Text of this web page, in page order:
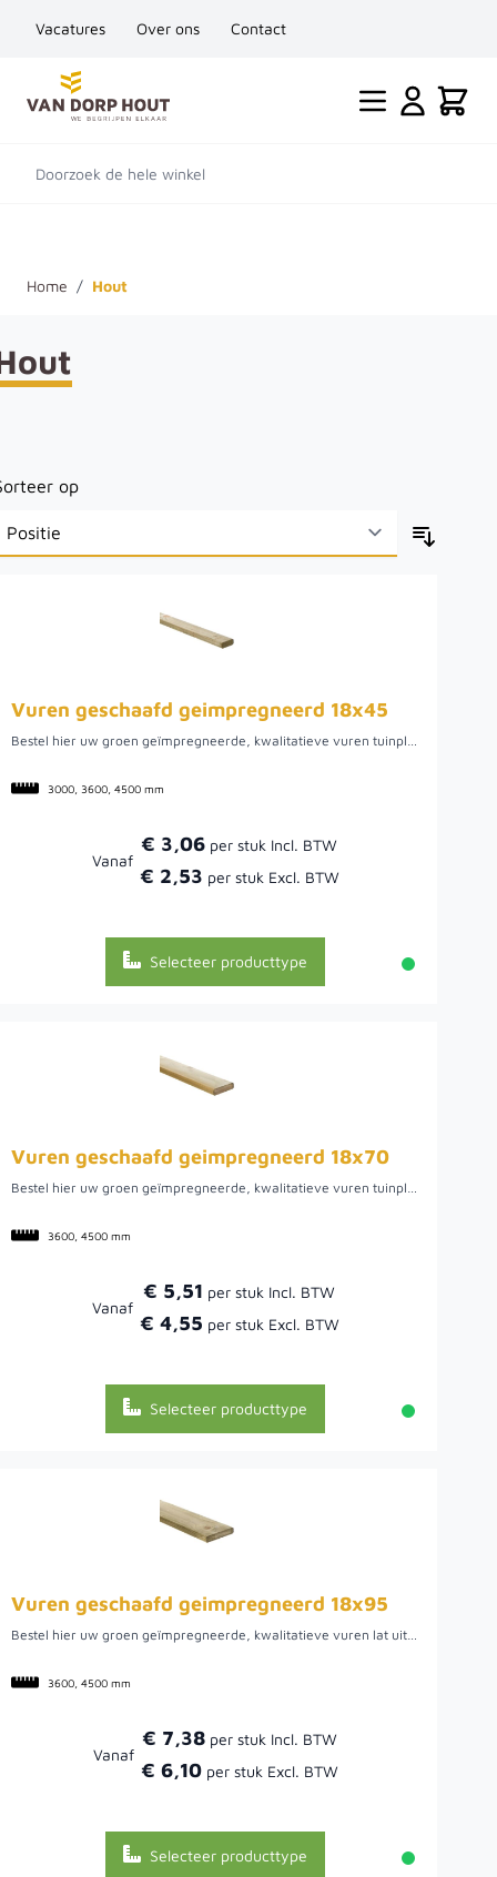
Vacatures Over ons Contact
Ga naar de inhoud
Cart
Doorzoek de hele winkel
Home / Hout
op
Vuren geschaafd geimpregneerd 18x45
Bestel hier uw groen geïmpregneerde, kwalitatieve vuren tuinplank uit Noord-Europa. We hebben een ruime voorraad in diverse lengtes, zoals 3.00, 3.60 en 4.50 meter. Het ruime assortiment maakt het mogelijk om de verschillende lengtes te combineren om een optimaal zaagrendement te behalen. Dit hout biedt een mooie tuinplank om verschillende werkzaamheden mee uit te voeren, zo kunt u het bijvoorbeeld gebruiken voor uw tuinpoort of schutting, maar ook voor een plantenbak of mooie afrastering. Doordat het vurenhout uit Noord-Europa komt, is het van een mooie kwaliteit. Hier kan het hout namelijk rustig groeien wat uiteindelijk een rustige en stabiele plank oplevert.
3000, 3600, 4500 mm
Vanaf
€ 3,06
€ 2,53
Selecteer producttype
Vuren geschaafd geimpregneerd 18x70
Bestel hier uw groen geïmpregneerde, kwalitatieve vuren tuinplank uit Noord-Europa. We hebben een ruime voorraad in 3.60 en 4.50 meter. Dit hout biedt een mooie tuinplank om verschillende werkzaamheden mee uit te voeren, zo kunt u het bijvoorbeeld gebruiken voor uw tuinpoort of schutting, maar ook voor een plantenbak of mooie afrastering. Doordat het vurenhout uit Noord-Europa komt, is het van een mooie kwaliteit. Hier kan het hout namelijk rustig groeien wat uiteindelijk een rustige en stabiele plank oplevert.
3600, 4500 mm
Vanaf
€ 5,51
€ 4,55
Selecteer producttype
Vuren geschaafd geimpregneerd 18x95
Bestel hier uw groen geïmpregneerde, kwalitatieve vuren lat uit Noord-Europa. We hebben een ruime voorraad in diverse lengtes. Dit hout biedt een mooie tuinplank om verschillende werkzaamheden mee uit te voeren, zo kunt u het bijvoorbeeld gebruiken voor uw tuinpoort of schutting, maar ook voor een plantenbak of mooie afrastering. Doordat het vurenhout uit Noord-Europa komt, is het van een mooie kwaliteit. Hier kan het hout namelijk rustig groeien wat uiteindelijk een rustige en stabiele plank oplevert.
3600, 4500 mm
Vanaf
€ 7,38
€ 6,10
Selecteer producttype